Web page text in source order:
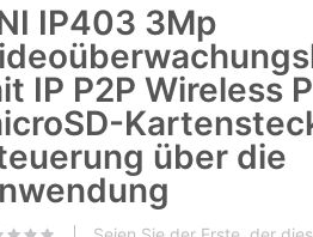
IP403 3Mp
IP P2P Wireless
über die